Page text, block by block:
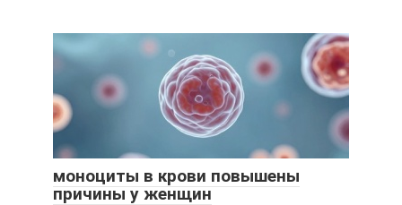
моноциты в крови повышены
причины у женщин